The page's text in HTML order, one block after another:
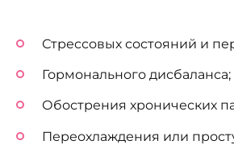
Стрессовых состояний и
Гормонального дисбаланса;
Обострения хронических
Переохлаждения или